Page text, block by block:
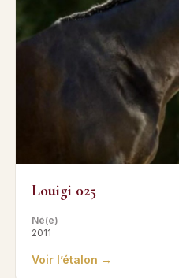
Louigi 025
Né(e)
2011
Voir l’étalon →